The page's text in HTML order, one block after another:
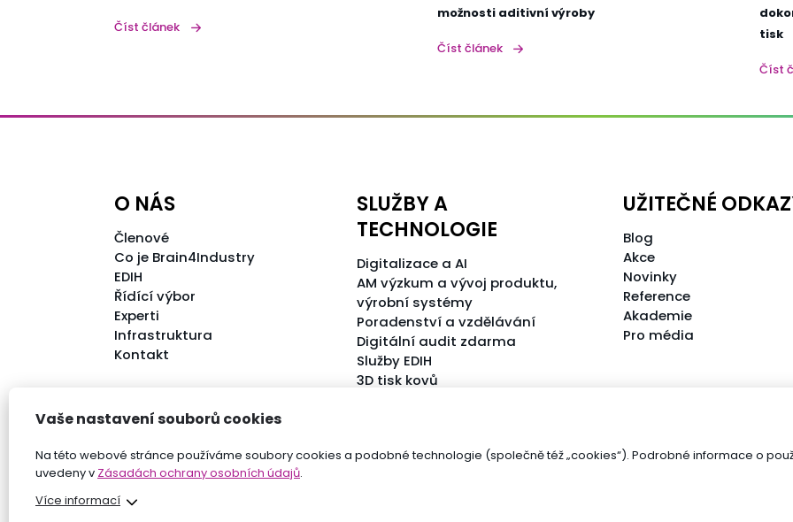
Číst článek
možnosti aditivní výroby
Číst článek
tisk
Číst
O NÁS
Členové
Co je Brain4Industry
EDIH
Řídící výbor
Experti
Infrastruktura
Kontakt
SLUŽBY A
TECHNOLOGIE
Digitalizace a AI
AM výzkum a vývoj produktu,
výrobní systémy
Poradenství a vzdělávání
Digitální audit zdarma
Služby EDIH
3D tisk kovů
UŽITEČNÉ
Blog
Akce
Novinky
Reference
Akademie
Pro média
Vaše nastavení souborů cookies
Na této webové stránce používáme soubory cookies a podobné technologie (společně též „cookies“). Podrobné informace o
uvedeny v Zásadách ochrany osobních údajů.
Více informací